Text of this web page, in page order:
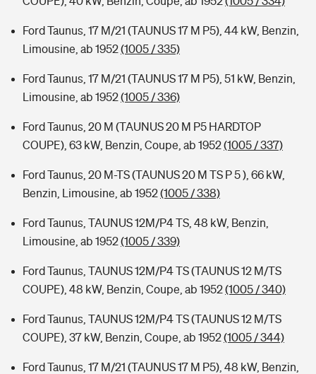
Ford Taunus, 17 M/21 (TAUNUS 17 M P5), 44 kW, Benzin,
Limousine, ab 1952(1005 / 335)
Ford Taunus, 17 M/21 (TAUNUS 17 M P5), 51 kW, Benzin,
Limousine, ab 1952(1005 / 336)
Ford Taunus, 20 M (TAUNUS 20 M P5 HARDTOP
COUPE), 63 kW, Benzin, Coupe, ab 1952(1005 / 337)
Ford Taunus, 20 M-TS (TAUNUS 20 M TS P 5 ), 66 kW,
Benzin, Limousine, ab 1952(1005 / 338)
Ford Taunus, TAUNUS 12M/P4 TS, 48 kW, Benzin,
Limousine, ab 1952(1005 / 339)
Ford Taunus, TAUNUS 12M/P4 TS (TAUNUS 12 M/TS
COUPE), 48 kW, Benzin, Coupe, ab 1952(1005 / 340)
Ford Taunus, TAUNUS 12M/P4 TS (TAUNUS 12 M/TS
COUPE), 37 kW, Benzin, Coupe, ab 1952(1005 / 344)
Ford Taunus, 17 M/21 (TAUNUS 17 M P5), 48 kW, Benzin,